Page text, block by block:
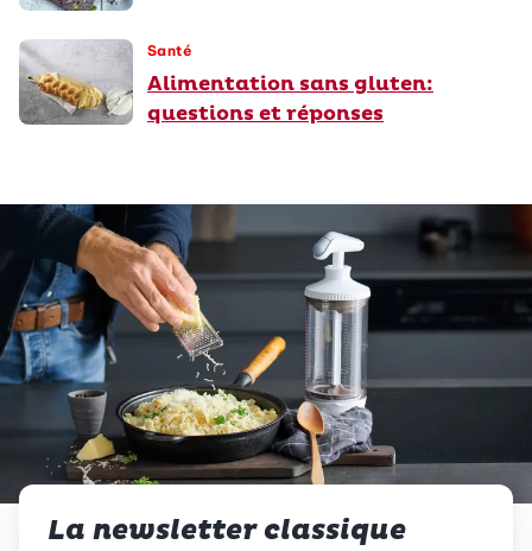
Santé
Alimentation sans gluten:
questions et réponses
La newsletter classique